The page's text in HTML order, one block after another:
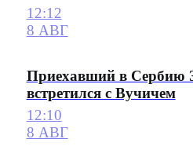
12:12
8 АВГ
Приехавший в Сербию
встретился с Вучичем
12:10
8 АВГ